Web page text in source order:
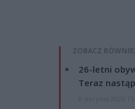
ZOBACZ
26-letni
Teraz